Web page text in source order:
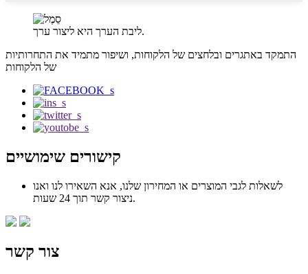
ליבת הערך היא ליצור ערך.
התמקד באתגרים ובלחצים של הלקוחות, ושיפור מתמיד את התחרותיות
של הלקוחות
קישורים שימושיים
לשאלות לגבי המוצרים או המחירון שלנו, אנא השאירו לנו ואנו
ניצור קשר תוך 24 שעות.
צור קשר